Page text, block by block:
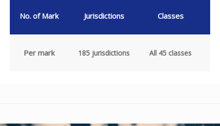
No. of Mark Jurisdictions Classes
Per mark 185 jurisdictions All 45 classes